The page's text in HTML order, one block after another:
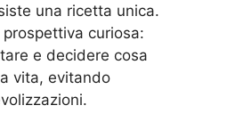
una ricetta unica.
curiosa:
e decidere cosa
vita, evitando